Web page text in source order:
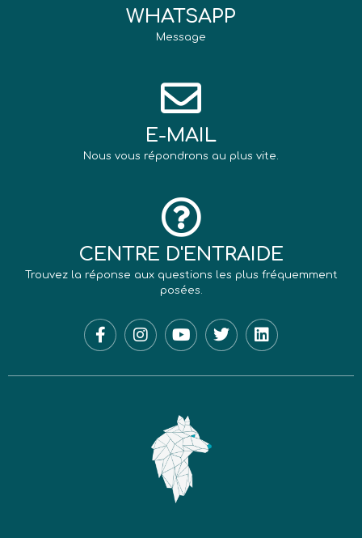
WHATSAPP
Message
E-MAIL
Nous vous répondrons au plus vite.
CENTRE D'ENTRAIDE
Trouvez la réponse aux questions les plus fréquemment
posées.